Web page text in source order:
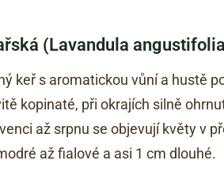
(Lavandula
keř s aromatickou vůní a hustě
kopinaté, při okrajích silně
až srpnu se objevují květy v
až fialové a asi 1 cm dlouhé.